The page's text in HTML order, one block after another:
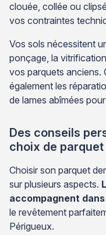
clouée, collée ou
vos contraintes
Vos sols nécessitent
ponçage, la
vos parquets anciens.
également les
de lames abîmées
Des conseils
choix de parquet
Choisir son parquet
sur plusieurs aspects.
accompagnent
le revêtement
Périgueux.